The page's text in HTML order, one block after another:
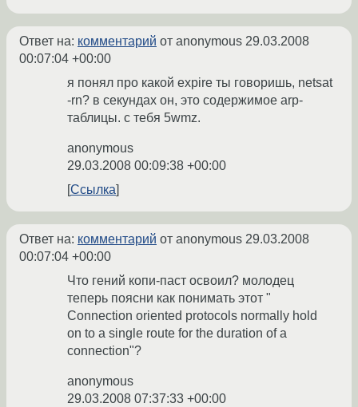
Ответ на: комментарий от anonymous 29.03.2008
00:07:04 +00:00
я понял про какой expire ты говоришь, netsat
-rn? в секундах он, это содержимое arp-
таблицы. с тебя 5wmz.
anonymous
29.03.2008 00:09:38 +00:00
Ссылка
Ответ на: комментарий от anonymous 29.03.2008
00:07:04 +00:00
Что гений копи-паст освоил? молодец
теперь поясни как понимать этот "
Connection oriented protocols normally hold
on to a single route for the duration of a
connection"?
anonymous
29.03.2008 07:37:33 +00:00